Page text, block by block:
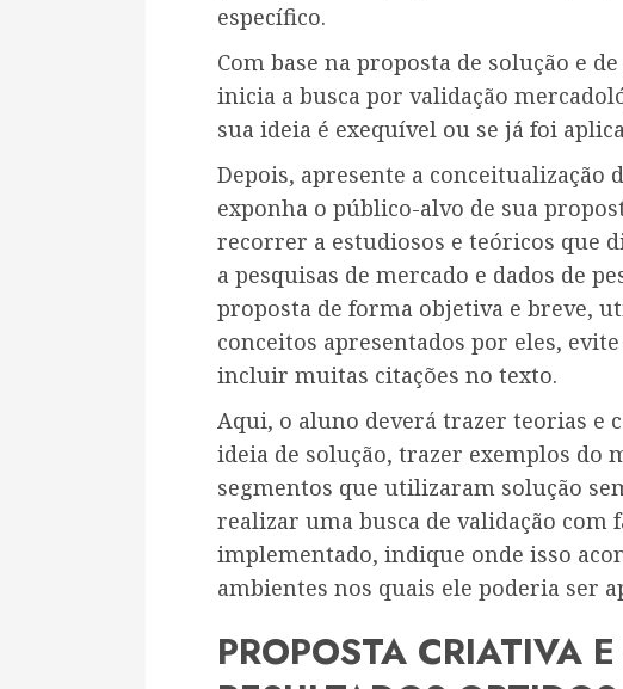
específico.
Com base na proposta de solução e
inicia a busca por validação
sua ideia é exequível ou se já foi
Depois, apresente a conceitualização
exponha o público-alvo de sua
recorrer a estudiosos e teóricos que
a pesquisas de mercado e dados de
proposta de forma objetiva e breve,
conceitos apresentados por eles,
incluir muitas citações no texto.
Aqui, o aluno deverá trazer teorias e
ideia de solução, trazer exemplos do
segmentos que utilizaram solução
realizar uma busca de validação com
implementado, indique onde isso
ambientes nos quais ele poderia ser
PROPOSTA CRIATIVA